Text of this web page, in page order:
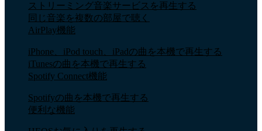
ストリーミング音楽サービスを再生する
同じ音楽を複数の部屋で聴く
AirPlay機能
iPhone、iPod touch、iPadの曲を本機で再生する
iTunesの曲を本機で再生する
Spotify Connect機能
Spotifyの曲を本機で再生する
便利な機能